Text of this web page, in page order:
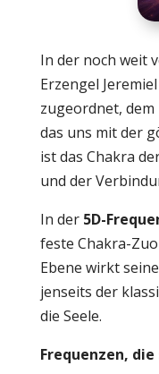
In der noch weit
Erzengel
zugeordnet,
das uns mit der
ist das Chakra
und der
In der 5D-
feste Chakra-
Ebene wirkt
jenseits der
die Seele.
Frequenzen,